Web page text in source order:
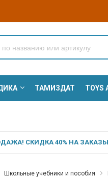
ТАМИЗДАТ TOYS
СКИДКА 40% НА ЗАКАЗЫ
Школьные учебники и пособия